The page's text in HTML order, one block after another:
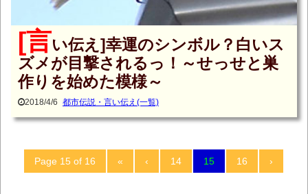
[言い伝え]幸運のシンボル？白いス
ズメが目撃されるっ！～せっせと巣
作りを始めた模様～
2018/4/6 都市伝説・言い伝え(一覧)
Page 15 of 16 « ‹ 14 15 16 ›